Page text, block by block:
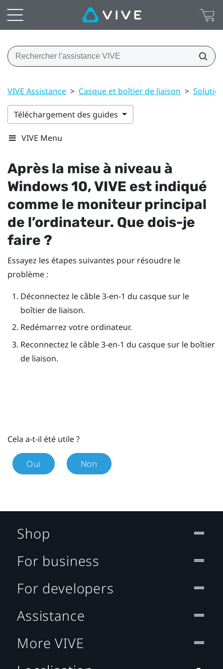
VIVE Assistance > Casque et boîtier de liaison >
Téléchargement des guides
VIVE Menu
Après la mise à niveau à
Windows10,VIVE est indiqué
comme le moniteur principal
de l’ordinateur. Que dois-je
faire ?
Essayez les étapes suivantes pour résoudre le
problème :
Déconnectez le câble 3-en-1 du casque sur le
boîtier de liaison.
Redémarrez votre ordinateur.
Reconnectez le câble 3-en-1 du casque sur le boîtier
de liaison.
Cela a-t-il été utile ?
Oui Non
Shop
For business
For developers
Assistance
More VIVE